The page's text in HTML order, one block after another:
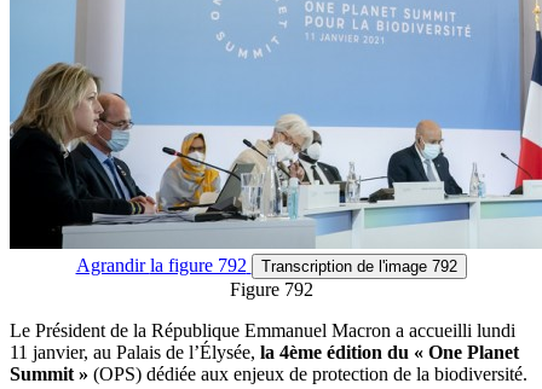
Agrandirla figure 792 Transcription de l'image 792
Figure 792
Le Président de la République Emmanuel Macron a accueilli lundi
11 janvier, au Palais de l’Élysée, la 4ème édition du « One Planet
Summit » (OPS) dédiée aux enjeux de protection de la biodiversité.